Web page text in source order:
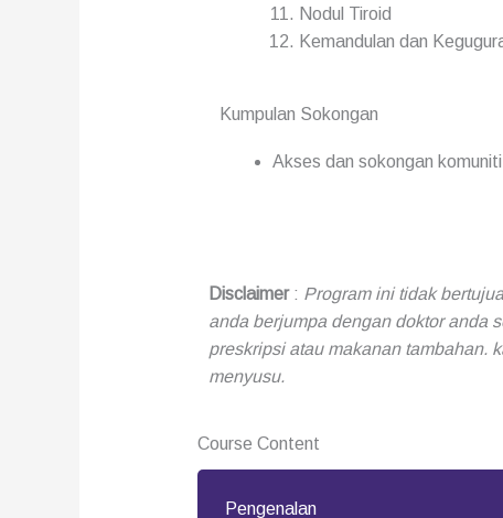
Nodul Tiroid
Kemandulan dan
Kumpulan Sokongan
Akses dan sokongan
Disclaimer: Program ini tidak
anda berjumpa dengan doktor anda
preskripsi atau makanan tambahan.
menyusu.
Course Content
Pengenalan